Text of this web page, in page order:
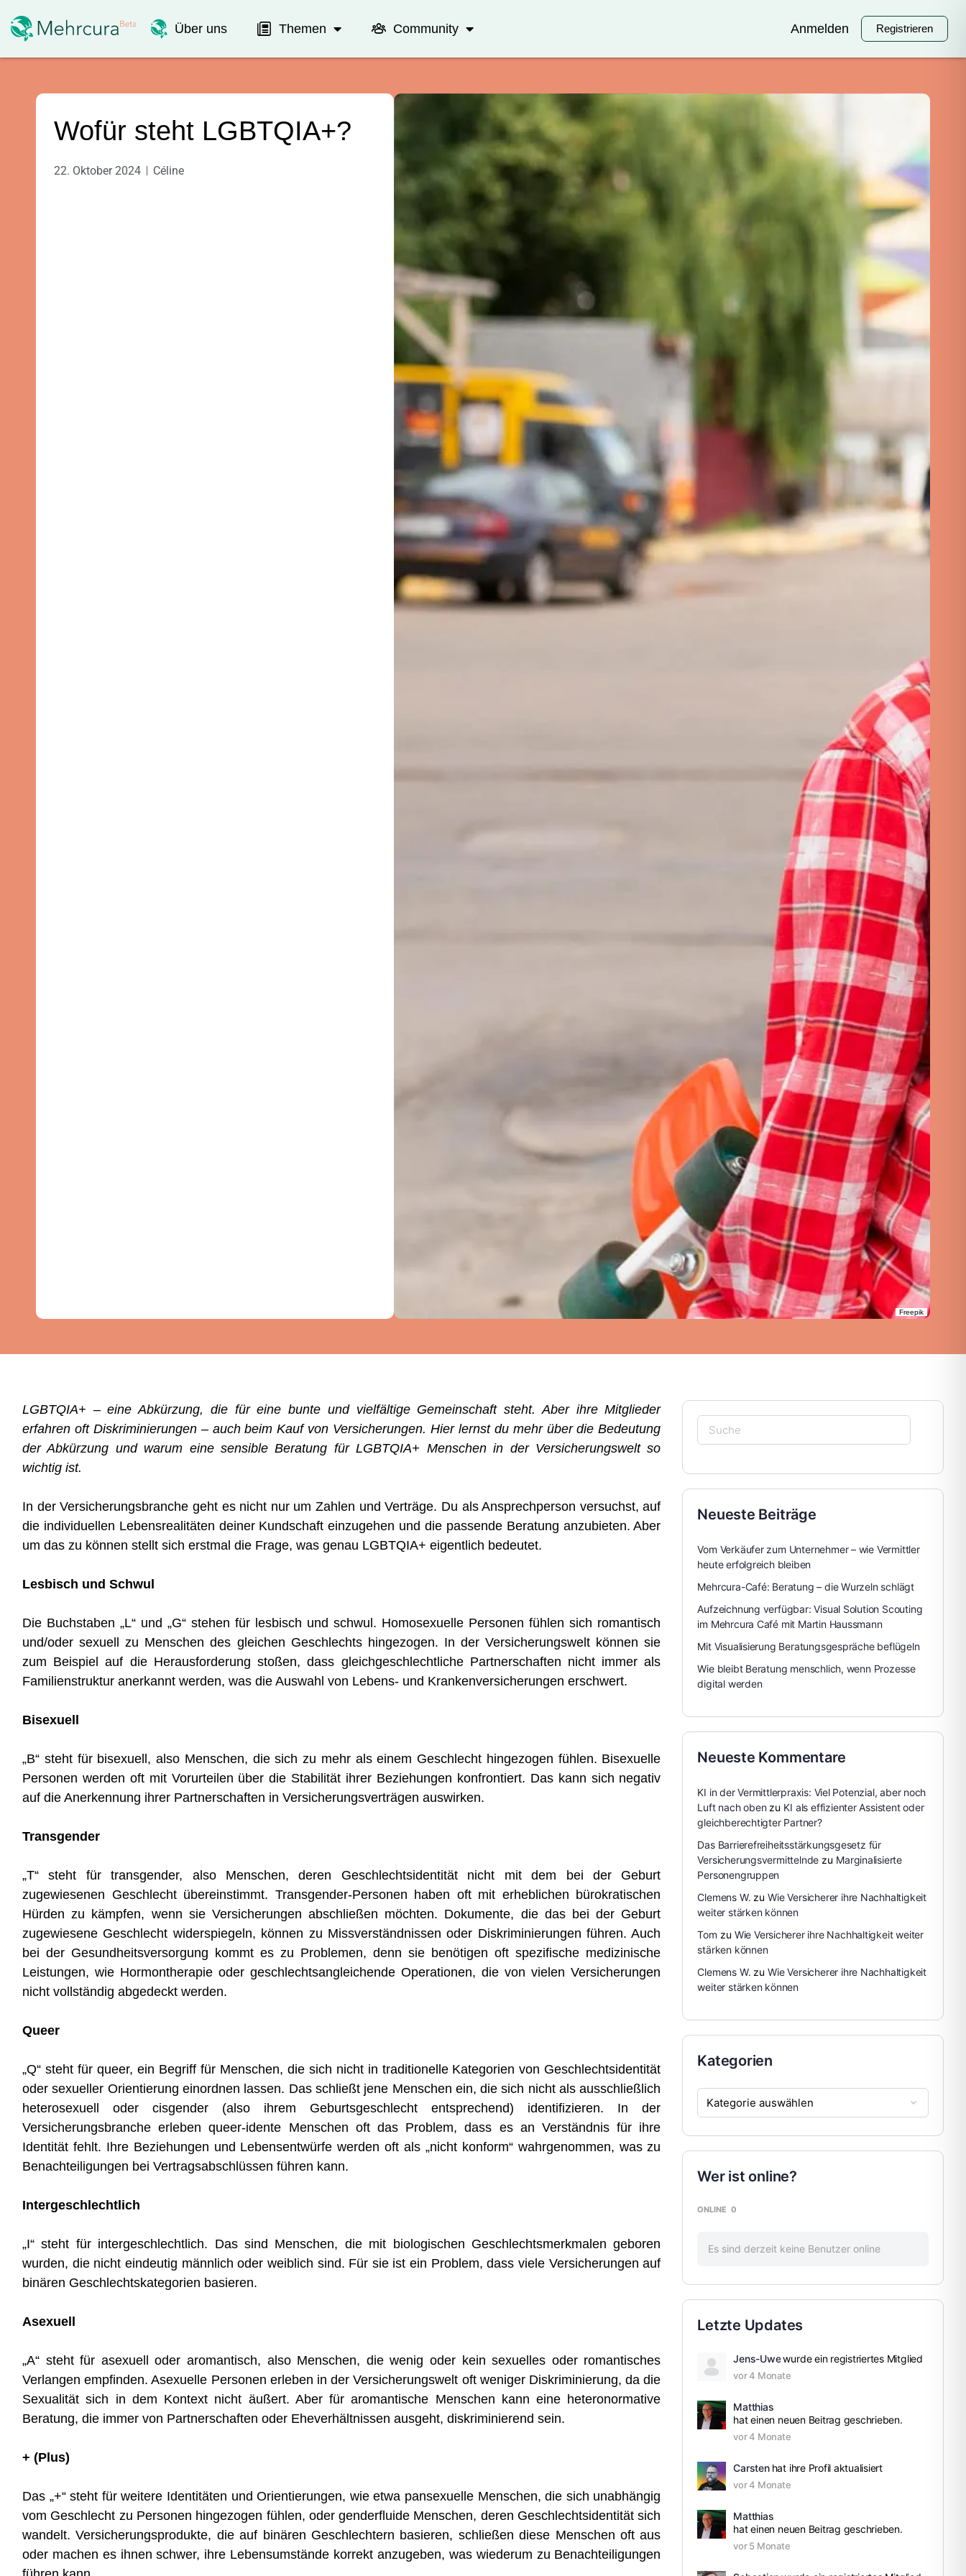
Über uns Themen Community Anmelden Registrieren
Wofür steht LGBTQIA+?
22. Oktober 2024 Céline
Freepik
LGBTQIA+ – eine Abkürzung, die für eine bunte und vielfältige Gemeinschaft steht. Aber ihre Mitglieder
erfahren oft Diskriminierungen – auch beim Kauf von Versicherungen. Hier lernst du mehr über die Bedeutung
der Abkürzung und warum eine sensible Beratung für LGBTQIA+ Menschen in der Versicherungswelt so
wichtig ist.
In der Versicherungsbranche geht es nicht nur um Zahlen und Verträge. Du als Ansprechperson versuchst, auf
die individuellen Lebensrealitäten deiner Kundschaft einzugehen und die passende Beratung anzubieten. Aber
um das zu können stellt sich erstmal die Frage, was genau LGBTQIA+ eigentlich bedeutet.
Lesbisch und Schwul
Die Buchstaben „L“ und „G“ stehen für lesbisch und schwul. Homosexuelle Personen fühlen sich romantisch
und/oder sexuell zu Menschen des gleichen Geschlechts hingezogen. In der Versicherungswelt können sie
zum Beispiel auf die Herausforderung stoßen, dass gleichgeschlechtliche Partnerschaften nicht immer als
Familienstruktur anerkannt werden, was die Auswahl von Lebens- und Krankenversicherungen erschwert.
Bisexuell
„B“ steht für bisexuell, also Menschen, die sich zu mehr als einem Geschlecht hingezogen fühlen. Bisexuelle
Personen werden oft mit Vorurteilen über die Stabilität ihrer Beziehungen konfrontiert. Das kann sich negativ
auf die Anerkennung ihrer Partnerschaften in Versicherungsverträgen auswirken.
Transgender
„T“ steht für transgender, also Menschen, deren Geschlechtsidentität nicht mit dem bei der Geburt
zugewiesenen Geschlecht übereinstimmt. Transgender-Personen haben oft mit erheblichen bürokratischen
Hürden zu kämpfen, wenn sie Versicherungen abschließen möchten. Dokumente, die das bei der Geburt
zugewiesene Geschlecht widerspiegeln, können zu Missverständnissen oder Diskriminierungen führen. Auch
bei der Gesundheitsversorgung kommt es zu Problemen, denn sie benötigen oft spezifische medizinische
Leistungen, wie Hormontherapie oder geschlechtsangleichende Operationen, die von vielen Versicherungen
nicht vollständig abgedeckt werden.
Queer
„Q“ steht für queer, ein Begriff für Menschen, die sich nicht in traditionelle Kategorien von Geschlechtsidentität
oder sexueller Orientierung einordnen lassen. Das schließt jene Menschen ein, die sich nicht als ausschließlich
heterosexuell oder cisgender (also ihrem Geburtsgeschlecht entsprechend) identifizieren. In der
Versicherungsbranche erleben queer-idente Menschen oft das Problem, dass es an Verständnis für ihre
Identität fehlt. Ihre Beziehungen und Lebensentwürfe werden oft als „nicht konform“ wahrgenommen, was zu
Benachteiligungen bei Vertragsabschlüssen führen kann.
Intergeschlechtlich
„I“ steht für intergeschlechtlich. Das sind Menschen, die mit biologischen Geschlechtsmerkmalen geboren
wurden, die nicht eindeutig männlich oder weiblich sind. Für sie ist ein Problem, dass viele Versicherungen auf
binären Geschlechtskategorien basieren.
Asexuell
„A“ steht für asexuell oder aromantisch, also Menschen, die wenig oder kein sexuelles oder romantisches
Verlangen empfinden. Asexuelle Personen erleben in der Versicherungswelt oft weniger Diskriminierung, da die
Sexualität sich in dem Kontext nicht äußert. Aber für aromantische Menschen kann eine heteronormative
Beratung, die immer von Partnerschaften oder Eheverhältnissen ausgeht, diskriminierend sein.
+ (Plus)
Das „+“ steht für weitere Identitäten und Orientierungen, wie etwa pansexuelle Menschen, die sich unabhängig
vom Geschlecht zu Personen hingezogen fühlen, oder genderfluide Menschen, deren Geschlechtsidentität sich
wandelt. Versicherungsprodukte, die auf binären Geschlechtern basieren, schließen diese Menschen oft aus
oder machen es ihnen schwer, ihre Lebensumstände korrekt anzugeben, was wiederum zu Benachteiligungen
Neueste Beiträge
Vom Verkäufer zum Unternehmer – wie Vermittler
heute erfolgreich bleiben
Mehrcura-Café: Beratung – die Wurzeln schlägt
Aufzeichnung verfügbar: Visual Solution Scouting
im Mehrcura Café mit Martin Haussmann
Mit Visualisierung Beratungsgespräche beflügeln
Wie bleibt Beratung menschlich, wenn Prozesse
digital werden
Neueste Kommentare
KI in der Vermittlerpraxis: Viel Potenzial, aber noch
Luft nach obenzu KI als effizienter Assistent oder
gleichberechtigter Partner?
Das Barrierefreiheitsstärkungsgesetz für
Versicherungsvermittelnde zu Marginalisierte
Personengruppen
Clemens W. zuWie Versicherer ihre Nachhaltigkeit
weiter stärken können
Tom zu Wie Versicherer ihre Nachhaltigkeit weiter
stärken können
Clemens W. zuWie Versicherer ihre Nachhaltigkeit
weiter stärken können
Kategorien
Wer ist online?
ONLINE 0
Es sind derzeit keine Benutzer online
Letzte Updates
Jens-Uwe wurde ein registriertes Mitglied
vor 4 Monate
Matthias
hat einen neuen Beitrag geschrieben.
vor 4 Monate
Carsten hat ihre Profil aktualisiert
vor 4 Monate
Matthias
hat einen neuen Beitrag geschrieben.
vor 5 Monate